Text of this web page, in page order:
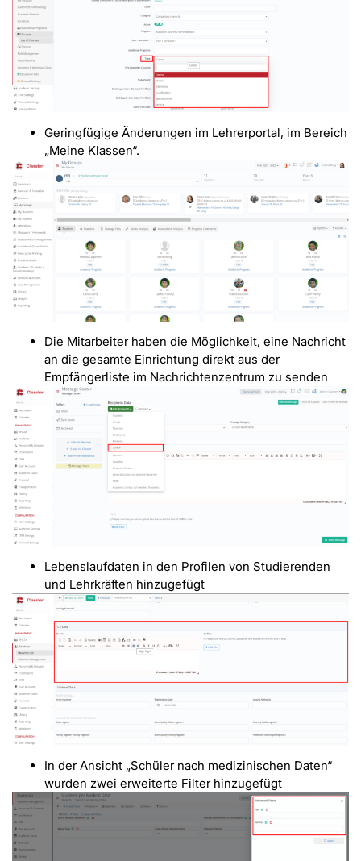
Geringfügige Änderungen im Lehrerportal, im Bereich
„Meine Klassen“.
Die Mitarbeiter haben die Möglichkeit, eine Nachricht
an die gesamte Einrichtung direkt aus der
Empfängerliste im Nachrichtenzentrum zu senden
Lebenslaufdaten in den Profilen von Studierenden
und Lehrkräften hinzugefügt
In der Ansicht „Schüler nach medizinischen Daten“
wurden zwei erweiterte Filter hinzugefügt